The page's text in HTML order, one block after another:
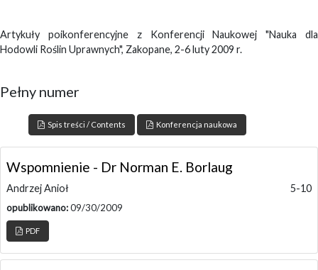
Artykuły poikonferencyjne z Konferencji Naukowej "Nauka dla
Hodowli Roślin Uprawnych", Zakopane, 2-6 luty 2009 r.
Pełny numer
Spis treści / Contents Konferencja naukowa
Wspomnienie - Dr Norman E. Borlaug
Andrzej Anioł 5-10
opublikowano:09/30/2009
PDF